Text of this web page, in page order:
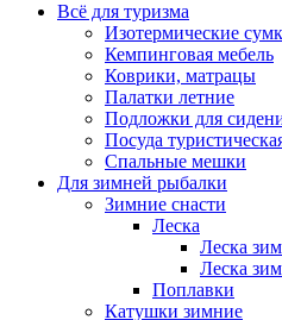
Всё для туризма
Изотермические
Кемпинговая мебель
Коврики, матрацы
Палатки летние
Подложки для
Посуда
Спальные мешки
Для зимней рыбалки
Зимние снасти
Леска
Леска
Леска
Поплавки
Катушки зимние